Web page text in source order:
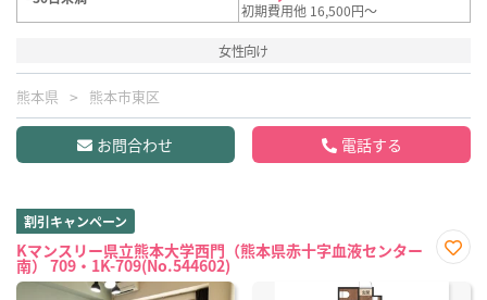
初期費用他 16,500円～
女性向け
熊本県 熊本市東区
お問合わせ 電話する
割引キャンペーン
Kマンスリー県立熊本大学西門（熊本県赤十字血液センター
南） 709・1K-709(No.544602)
に入